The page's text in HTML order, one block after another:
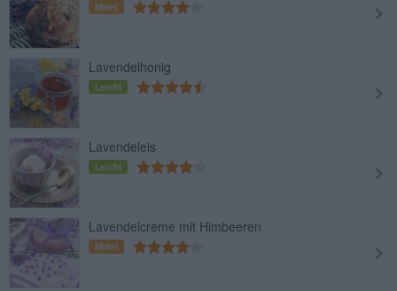
Mittel
Lavendelhonig
Leicht
Lavendeleis
Leicht
Lavendelcreme mit Himbeeren
Mittel